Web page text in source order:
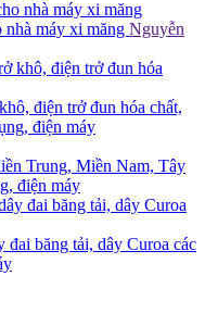
nhà máy xi măng Nguyễn
điện trở đun hóa chất,
điện máy
Trung, Miền Nam, Tây
điện máy
đai băng tải, dây Curoa các